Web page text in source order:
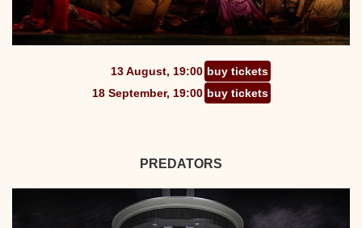
13 August, 19:00 buy tickets
18 September, 19:00 buy tickets
PREDATORS